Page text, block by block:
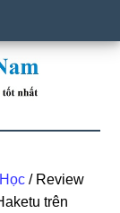
/Review
trên